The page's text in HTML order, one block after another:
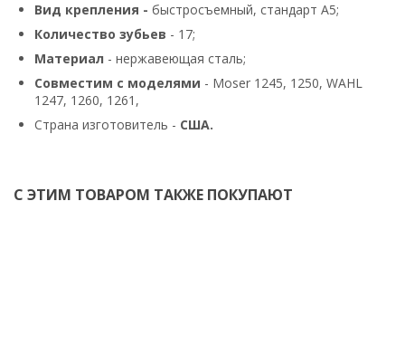
Вид крепления - быстросъемный, стандарт A5;
Количество зубьев - 17;
Материал - нержавеющая сталь;
Совместим с моделями - Moser 1245, 1250, WAHL
1247, 1260, 1261,
Страна изготовитель - США.
С ЭТИМ ТОВАРОМ ТАКЖЕ ПОКУПАЮТ